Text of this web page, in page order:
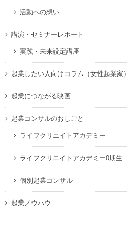
活動への想い
講演・セミナーレポート
実践・未来設定講座
起業したい人向けコラム（女性起業家）
起業につながる映画
起業コンサルのおしごと
ライフクリエイトアカデミー
ライフクリエイトアカデミー0期生
個別起業コンサル
起業ノウハウ